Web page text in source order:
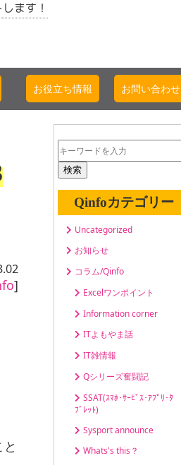
ます！
お役立ち情報 お問い合わせ
]
検索
Qinfoカテゴリー
Uncategorized
お知らせ
コラム/Qinfo
Excelワンポイント
Information corner
ITよもやま話
IT雑情報
Qシリーズ奮闘記
SSAT(ｽﾏﾎ･ｻｰﾋﾞｽ･ｱﾌﾟﾘ･ﾀ
ﾌﾞﾚｯﾄ)
Sysport announce
Whats's this？